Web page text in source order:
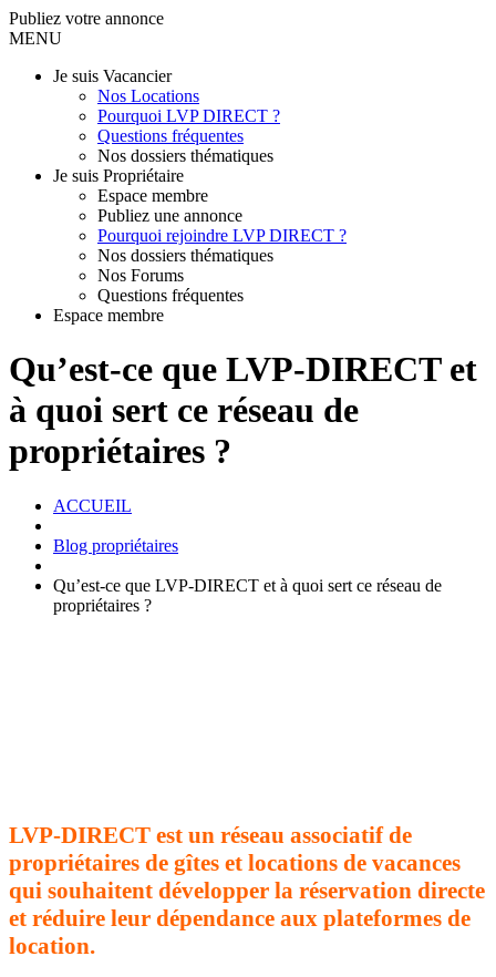
Publiez votre annonce
MENU
Je suis Vacancier
Nos Locations
Pourquoi LVP DIRECT ?
Questions fréquentes
Nos dossiers thématiques
Je suis Propriétaire
Espace membre
Publiez une annonce
Pourquoi rejoindre LVP DIRECT ?
Nos dossiers thématiques
Nos Forums
Questions fréquentes
Espace membre
Qu’est-ce que LVP-DIRECT et
à quoi sert ce réseau de
propriétaires ?
ACCUEIL
Blog propriétaires
Qu’est-ce que LVP-DIRECT et à quoi sert ce réseau de
propriétaires ?
LVP-DIRECT est un réseau associatif de
propriétaires de gîtes et locations de vacances
qui souhaitent développer la réservation directe
et réduire leur dépendance aux plateformes de
location.